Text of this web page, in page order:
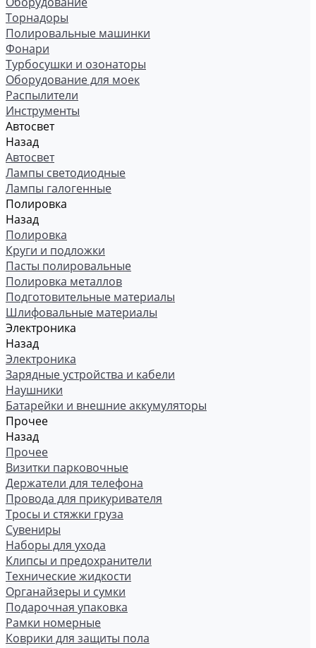
Торнадоры
Полировальные машинки
Фонари
Турбосушки и озонаторы
Оборудование для моек
Распылители
Инструменты
Автосвет
Назад
Автосвет
Лампы светодиодные
Лампы галогенные
Полировка
Назад
Полировка
Круги и подложки
Пасты полировальные
Полировка металлов
Подготовительные материалы
Шлифовальные материалы
Электроника
Назад
Электроника
Зарядные устройства и кабели
Наушники
Батарейки и внешние аккумуляторы
Прочее
Назад
Прочее
Визитки парковочные
Держатели для телефона
Провода для прикуривателя
Тросы и стяжки груза
Сувениры
Наборы для ухода
Клипсы и предохранители
Технические жидкости
Органайзеры и сумки
Подарочная упаковка
Рамки номерные
Коврики для защиты пола